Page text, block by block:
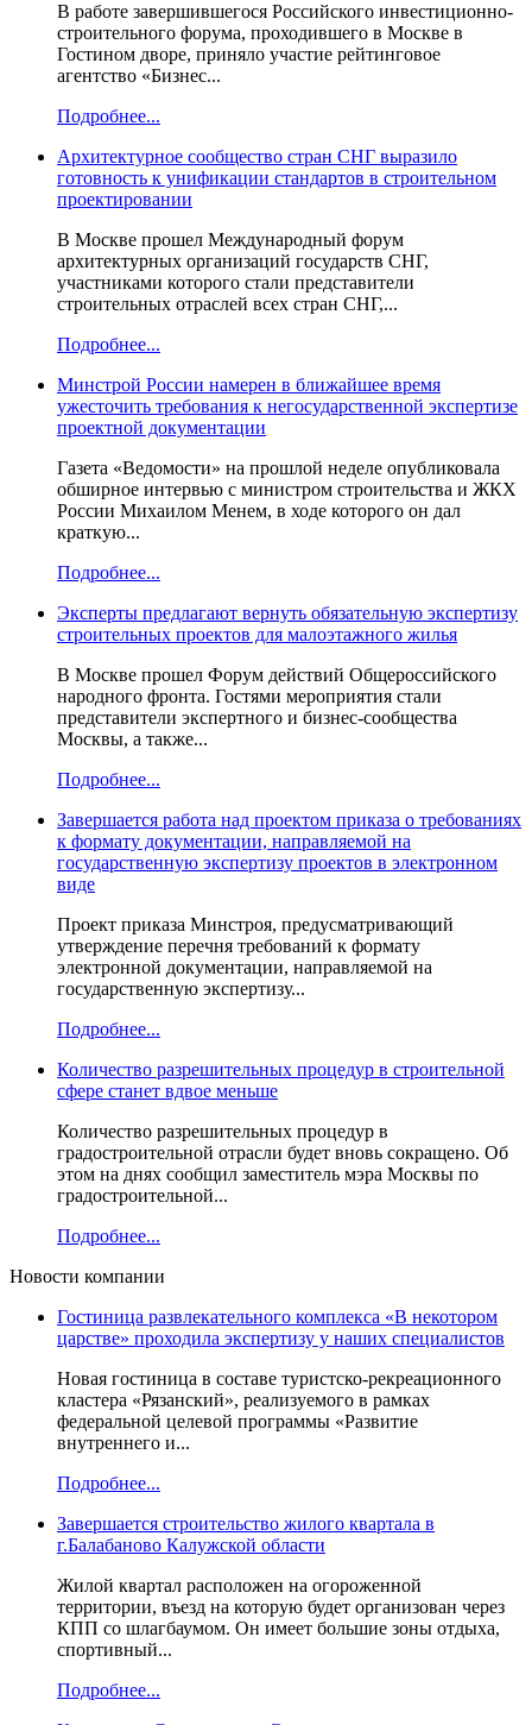
В работе завершившегося Российского инвестиционно-
строительного форума, проходившего в Москве в
Гостином дворе, приняло участие рейтинговое
агентство «Бизнес...
Подробнее...
Архитектурное сообщество стран СНГ выразило
готовность к унификации стандартов в строительном
проектировании
В Москве прошел Международный форум
архитектурных организаций государств СНГ,
участниками которого стали представители
строительных отраслей всех стран СНГ,...
Подробнее...
Минстрой России намерен в ближайшее время
ужесточить требования к негосударственной экспертизе
проектной документации
Газета «Ведомости» на прошлой неделе опубликовала
обширное интервью с министром строительства и ЖКХ
России Михаилом Менем, в ходе которого он дал
краткую...
Подробнее...
Эксперты предлагают вернуть обязательную экспертизу
строительных проектов для малоэтажного жилья
В Москве прошел Форум действий Общероссийского
народного фронта. Гостями мероприятия стали
представители экспертного и бизнес-сообщества
Москвы, а также...
Подробнее...
Завершается работа над проектом приказа о требованиях
к формату документации, направляемой на
государственную экспертизу проектов в электронном
виде
Проект приказа Минстроя, предусматривающий
утверждение перечня требований к формату
электронной документации, направляемой на
государственную экспертизу...
Подробнее...
Количество разрешительных процедур в строительной
сфере станет вдвое меньше
Количество разрешительных процедур в
градостроительной отрасли будет вновь сокращено. Об
этом на днях сообщил заместитель мэра Москвы по
градостроительной...
Подробнее...
Новости компании
Гостиница развлекательного комплекса «В некотором
царстве» проходила экспертизу у наших специалистов
Новая гостиница в составе туристско-рекреационного
кластера «Рязанский», реализуемого в рамках
федеральной целевой программы «Развитие
внутреннего и...
Подробнее...
Завершается строительство жилого квартала в
г.Балабаново Калужской области
Жилой квартал расположен на огороженной
территории, въезд на которую будет организован через
КПП со шлагбаумом. Он имеет большие зоны отдыха,
спортивный...
Подробнее...